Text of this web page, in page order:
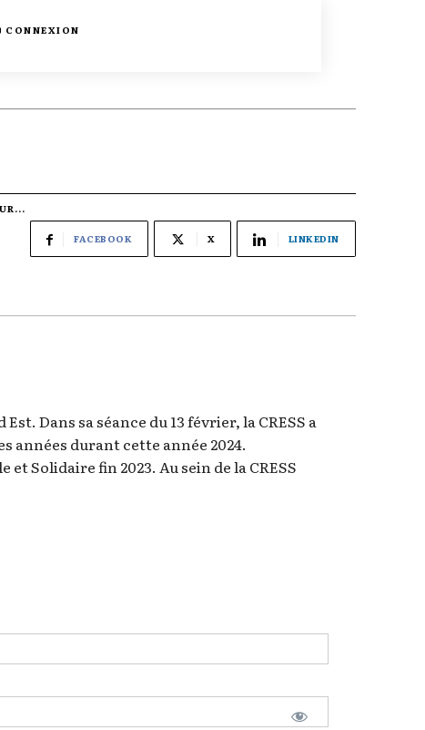
CONNEXION
FACEBOOK X LINKEDIN
Dans sa séance du 13 février, la CRESS a
années durant cette année 2024.
Solidaire fin 2023. Au sein de la CRESS